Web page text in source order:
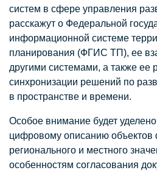
систем в сфере управления
расскажут о Федеральной
информационной системе
планирования (ФГИС ТП), ее
другими системами, а также ее
синхронизации решений по
в пространстве и времени.
Особое внимание будет
цифровому описанию объектов
регионального и местного
особенностям согласования